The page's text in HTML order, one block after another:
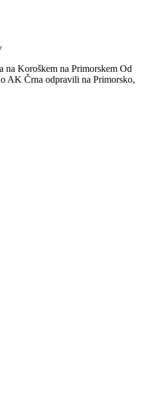
Koroškem na Primorskem Od
AK Črna odpravili na Primorsko,